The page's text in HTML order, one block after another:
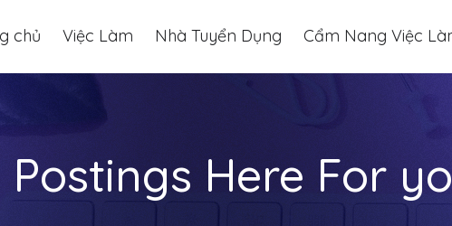
chủ Việc Làm Nhà Tuyển Dụng Cẩm Nang Việc
Postings Here For